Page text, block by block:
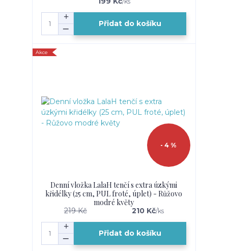
Přidat do košíku
Akce
- 4 %
Denní vložka LalaH tenčí s extra úzkými
křidélky (25 cm, PUL froté, úplet) - Růžovo
modré květy
219 Kč 210 Kč/ks
Přidat do košíku